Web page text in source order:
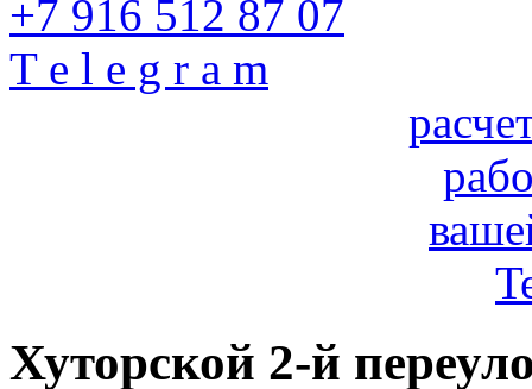
+7 916 512 87 07
T e l e g r a m
Хуторской 2-й